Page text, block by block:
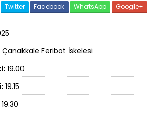
Twitter Facebook WhatsApp Google+
Çanakkale Feribot İskelesi
19.00
19.15
19.30